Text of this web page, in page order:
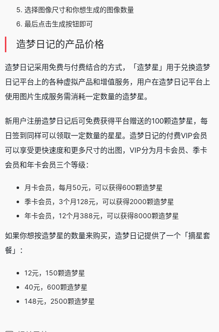
选择图像尺寸和你想生成的图像数量
最后点击生成按钮即可
造梦日记的产品价格
造梦日记采用免费与付费结合的方式，「造梦星」用于兑换造梦
日记平台上的各种虚拟产品和增值服务，用户在造梦日记平台上
使用图片生成服务需消耗一定数量的造梦星。
新用户注册造梦日记后可免费获得平台赠送的100颗造梦星，每
日签到同样可以领取一定数量的星星。造梦日记的付费VIP会员
可以享受更快速度和更多尺寸的出图，VIP分为月卡会员、季卡
会员和年卡会员三个等级：
月卡会员，每月50元，可以获得600颗造梦星
季卡会员，3个月128元，可以获得2000颗造梦星
年卡会员，12个月388元，可以获得8000颗造梦星
如果你想按造梦星的数量来购买，造梦日记提供了一个「摘星套
餐」：
12元，150颗造梦星
40元，600颗造梦星
148元，2500颗造梦星